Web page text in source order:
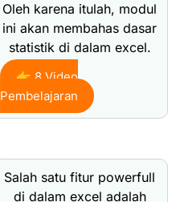
Oleh karena itulah, modul
ini akan membahas dasar
statistik di dalam excel.
👉 8 Video
Pembelajaran
Salah satu fitur powerfull
di dalam excel adalah